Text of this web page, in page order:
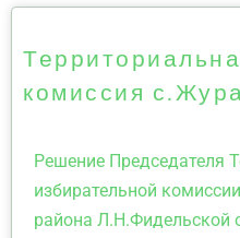
комиссия
Решение Председателя
избирательной
района Л.Н.Фидельской